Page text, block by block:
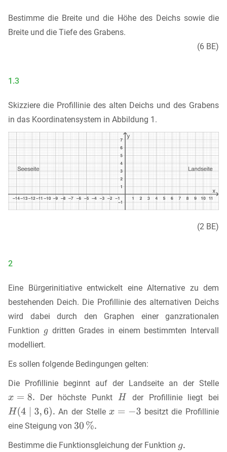
Bestimme die Breite und die Höhe des Deichs sowie die
Breite und die Tiefe des Grabens.
(6 BE)
1.3
Skizziere die Profillinie des alten Deichs und des Grabens
in das Koordinatensystem in Abbildung 1.
(2 BE)
2
Eine Bürgerinitiative entwickelt eine Alternative zu dem
bestehenden Deich. Die Profillinie des alternativen Deichs
wird dabei durch den Graphen einer ganzrationalen
Funktion
dritten Grades in einem bestimmten Intervall
modelliert.
Es sollen folgende Bedingungen gelten:
Die Profillinie beginnt auf der Landseite an der Stelle
Der höchste Punkt
der Profillinie liegt bei
An der Stelle
besitzt die Profillinie
eine Steigung von
Bestimme die Funktionsgleichung der Funktion